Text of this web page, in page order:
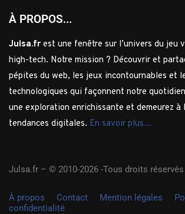
À PROPOS...
Julsa.fr est une fenêtre sur l’univers du jeu
high-tech. Notre mission ? Découvrir et
pépites du web, les jeux incontournables et
technologiques qui façonnent notre
une exploration enrichissante et demeurez à
tendances digitales. En savoir plus…
Julsa.fr – © 2010-2026 -Tous droits réservés
À propos Contact Mention légales
confidentialité